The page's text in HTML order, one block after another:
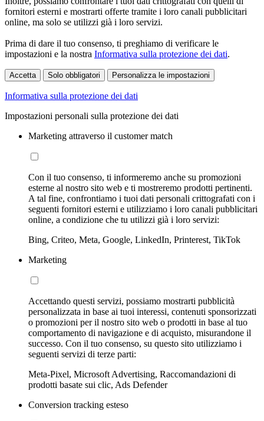
fornitori esterni e mostrarti offerte tramite i loro canali pubblicitari
online, ma solo se utilizzi già i loro servizi.
Prima di dare il tuo consenso, ti preghiamo di verificare le
impostazioni e la nostra Informativa sulla protezione dei dati.
Accetta Solo obbligatori Personalizza le impostazioni
Informativa sulla protezione dei dati
Impostazioni personali sulla protezione dei dati
Marketing attraverso il customer match
Con il tuo consenso, ti informeremo anche su promozioni
esterne al nostro sito web e ti mostreremo prodotti pertinenti.
A tal fine, confrontiamo i tuoi dati personali crittografati con i
seguenti fornitori esterni e utilizziamo i loro canali pubblicitari
online, a condizione che tu utilizzi già i loro servizi:
Bing, Criteo, Meta, Google, LinkedIn, Printerest, TikTok
Marketing
Accettando questi servizi, possiamo mostrarti pubblicità
personalizzata in base ai tuoi interessi, contenuti sponsorizzati
o promozioni per il nostro sito web o prodotti in base al tuo
comportamento di navigazione e di acquisto, misurandone il
successo. Con il tuo consenso, su questo sito utilizziamo i
seguenti servizi di terze parti:
Meta-Pixel, Microsoft Advertising, Raccomandazioni di
prodotti basate sui clic, Ads Defender
Conversion tracking esteso